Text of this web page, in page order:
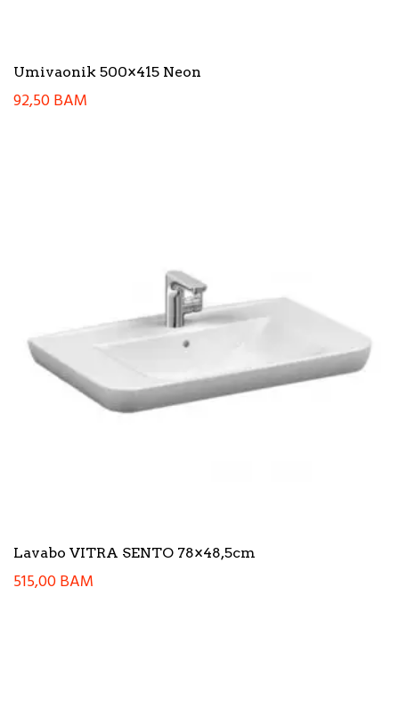
Umivaonik 500×415 Neon
92,50BAM
Lavabo VITRA SENTO 78×48,5cm
515,00BAM